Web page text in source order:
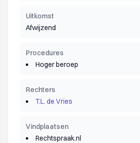
Uitkomst
Afwijzend
Procedures
Hoger beroep
Rechters
T.L. de Vries
Vindplaatsen
Rechtspraak.nl